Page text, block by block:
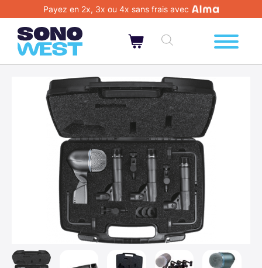
Payez en 2x, 3x ou 4x sans frais avec